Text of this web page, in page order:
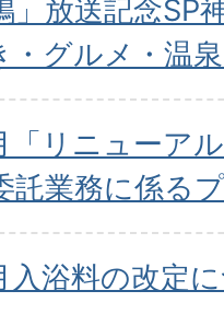
」放送記念SP
・グルメ・温
「リニューア
託業務に係る
入浴料の改定